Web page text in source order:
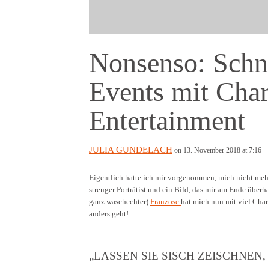
Nonsenso:
Events mit
Entertainment
JULIA GUNDELACH on 13. November 2018 at 7:16
Eigentlich hatte ich mir vorgenommen, mich nicht
strenger Porträtist und ein Bild, das mir am Ende
ganz waschechter) Franzose hat mich nun mit viel
anders geht!
„LASSEN SIE SISCH